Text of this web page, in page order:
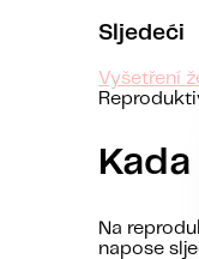
Sljedeći
Vyšetření
Na
napose